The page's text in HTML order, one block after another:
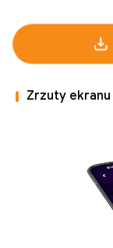
Zrzuty ekranu